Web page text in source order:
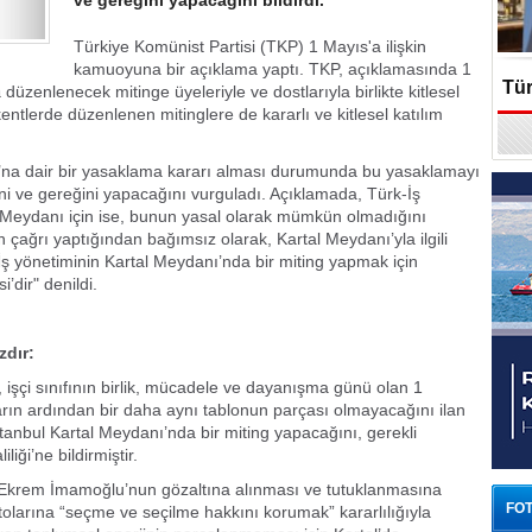
Türkiye Komünist Partisi (TKP) 1 Mayıs'a ilişkin
kamuoyuna bir açıklama yaptı. TKP, açıklamasında 1
düzenlenecek mitinge üyeleriyle ve dostlarıyla birlikte kitlesel
düzenlenen mitinglere de kararlı ve kitlesel katılım
dair bir yasaklama kararı alması durumunda bu yasaklamayı
ve gereğini yapacağını vurguladı. Açıklamada, Türk-İş
için ise, bunun yasal olarak mümkün olmadığını
yaptığından bağımsız olarak, Kartal Meydanı’yla ilgili
yönetiminin Kartal Meydanı’nda bir miting yapmak için
denildi.
sınıfının birlik, mücadele ve dayanışma günü olan 1
ardından bir daha aynı tablonun parçası olmayacağını ilan
Kartal Meydanı’nda bir miting yapacağını, gerekli
bildirmiştir.
İmamoğlu’nun gözaltına alınması ve tutuklanmasına
“seçme ve seçilme hakkını korumak” kararlılığıyla